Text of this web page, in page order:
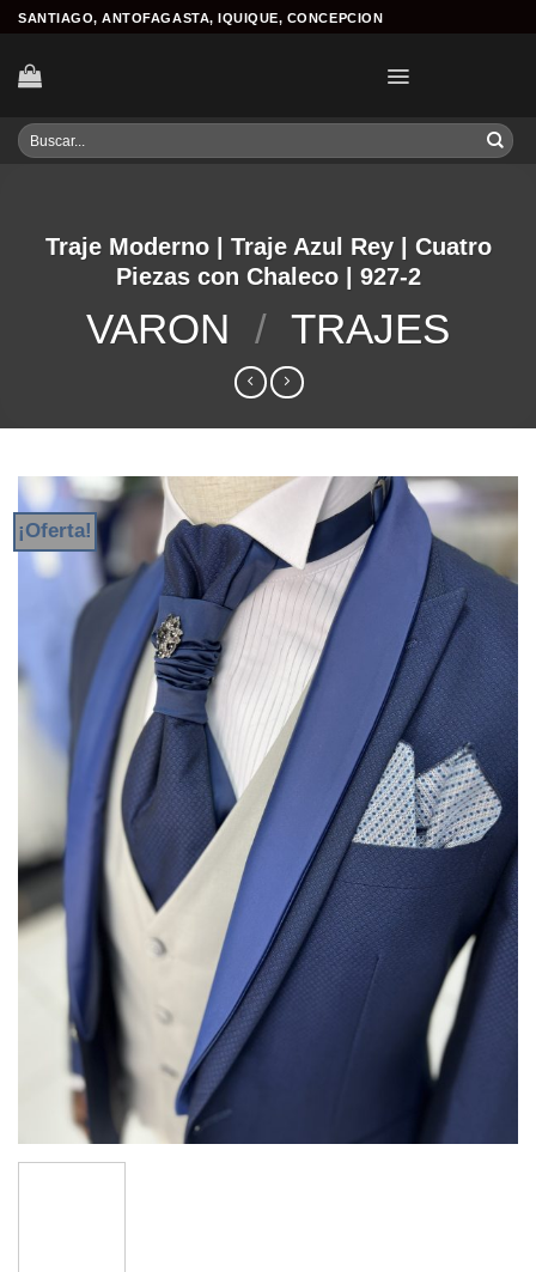
Skip
content
SANTIAGO, ANTOFAGASTA, IQUIQUE, CONCEPCION
Buscar
por:
Traje Moderno | Traje Azul Rey | Cuatro
Piezas con Chaleco | 927-2
VARON / TRAJES
¡Oferta!